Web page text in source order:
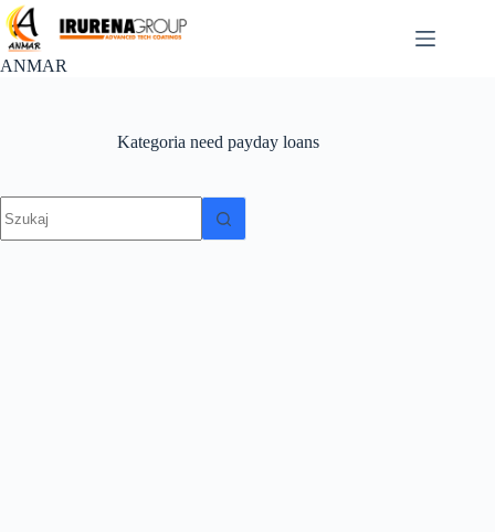
Przejdź
do
treści
ANMAR
Kategoria need payday loans
wyników